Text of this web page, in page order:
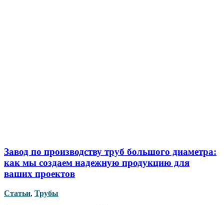
Завод по производству труб большого диаметра:
как мы создаем надежную продукцию для
ваших проектов
Статьи, Трубы